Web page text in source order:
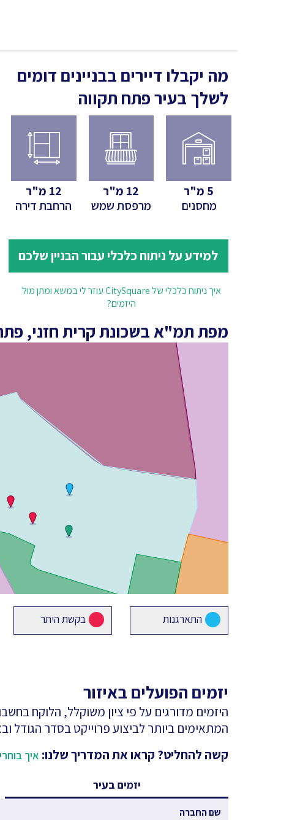
מה יקבלו דיירים בבניינים דומים
לשלך בעיר פתח תקווה
5 מ"ר
מחסנים
12 מ"ר
מרפסת שמש
12 מ"ר
הרחבת דירה
למידע על ניתוח כלכלי עבור הבניין שלכם
איך ניתוח כלכלי של CitySquare עוזר לי במשא ומתן מול
היזמים?
מפת תמ"א בשכונת קרית חזני,
התארגנות בקשת היתר
יזמים הפועלים באיזור
היזמים מדורגים על פי ציון משוקלל, הלוקח
המתאימים ביותר לביצוע פרוייקט בסדר הגודל
קשה להחליט? קראו את המדריך שלנו: איך
יזמים בעיר
שם החברה